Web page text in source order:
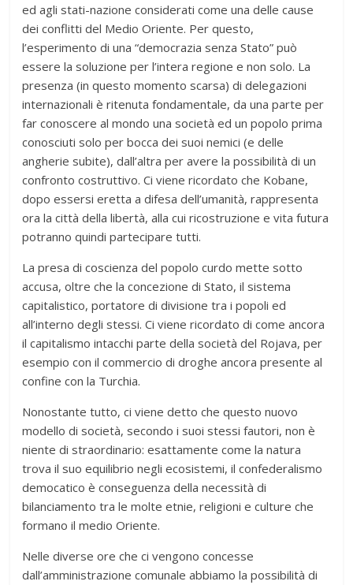
ed agli stati-nazione considerati come una delle cause
dei conflitti del Medio Oriente. Per questo,
l’esperimento di una “democrazia senza Stato” può
essere la soluzione per l’intera regione e non solo. La
presenza (in questo momento scarsa) di delegazioni
internazionali è ritenuta fondamentale, da una parte per
far conoscere al mondo una società ed un popolo prima
conosciuti solo per bocca dei suoi nemici (e delle
angherie subite), dall’altra per avere la possibilità di un
confronto costruttivo. Ci viene ricordato che Kobane,
dopo essersi eretta a difesa dell’umanità, rappresenta
ora la città della libertà, alla cui ricostruzione e vita futura
potranno quindi partecipare tutti.
La presa di coscienza del popolo curdo mette sotto
accusa, oltre che la concezione di Stato, il sistema
capitalistico, portatore di divisione tra i popoli ed
all’interno degli stessi. Ci viene ricordato di come ancora
il capitalismo intacchi parte della società del Rojava, per
esempio con il commercio di droghe ancora presente al
confine con la Turchia.
Nonostante tutto, ci viene detto che questo nuovo
modello di società, secondo i suoi stessi fautori, non è
niente di straordinario: esattamente come la natura
trova il suo equilibrio negli ecosistemi, il confederalismo
democatico è conseguenza della necessità di
bilanciamento tra le molte etnie, religioni e culture che
formano il medio Oriente.
Nelle diverse ore che ci vengono concesse
dall’amministrazione comunale abbiamo la possibilità di